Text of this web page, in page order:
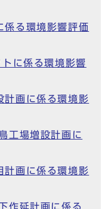
る環境影響評価
に係る環境影響
画に係る環境影
工場増設計画に
画に係る環境影
作延計画に係る